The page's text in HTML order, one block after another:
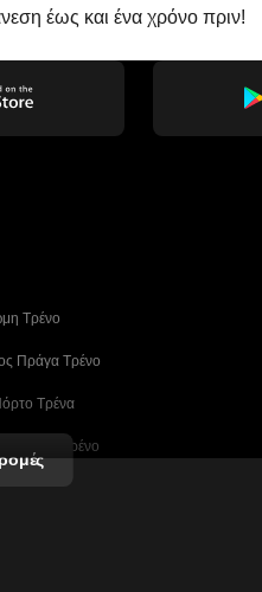
έως και ένα χρόνο πριν!
Τρένο
Πράγα Tρένο
Τρένα
Τρένο